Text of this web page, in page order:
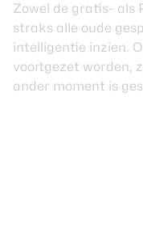
Zowel de gratis- als
straks alle oude
intelligentie inzien.
voortgezet worden,
ander moment is